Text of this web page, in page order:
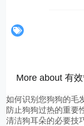
More about 有
如何识别您狗狗的毛
防止狗狗过热的重要
清洁狗耳朵的必要技